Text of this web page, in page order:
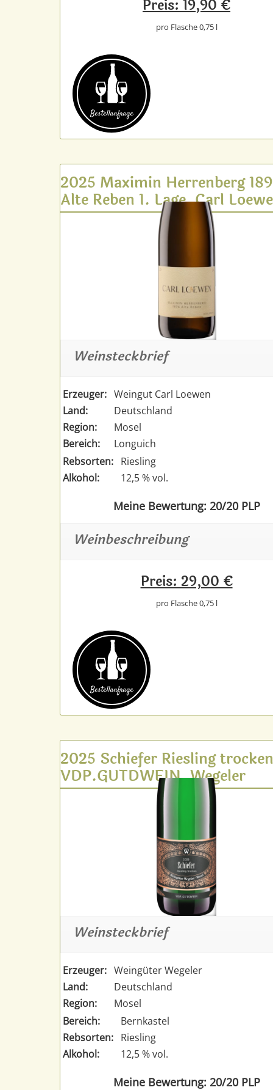
Preis: 19,90 €
pro Flasche 0,75 l
Bestell­anfrage
2025 Maximin Herrenberg
Alte Reben 1. Lage, Carl
Weinsteckbrief
Erzeuger: Weingut Carl Loewen
Land:
Deutschland
Region:
Mosel
Bereich:
Longuich
Rebsorten: Riesling
Alkohol:
12,5 % vol.
Meine Bewertung: 20/20 PLP
Weinbeschreibung
Preis: 29,00 €
pro Flasche 0,75 l
Bestell­anfrage
2025 Schiefer Riesling
VDP.GUTDWEIN, Wegeler
Weinsteckbrief
Erzeuger: Weingüter Wegeler
Land:
Deutschland
Region:
Mosel
Bereich:
Bernkastel
Rebsorten: Riesling
Alkohol:
12,5 % vol.
Meine Bewertung: 20/20 PLP